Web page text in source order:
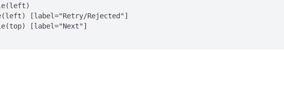
[label="Retry/Rejected"]
[label="Next"]